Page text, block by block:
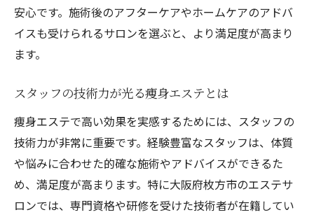
安心です。施術後のアフターケアやホームケアのアドバ
イスも受けられるサロンを選ぶと、より満足度が高まり
ます。
スタッフの技術力が光る痩身エステとは
痩身エステで高い効果を実感するためには、スタッフの
技術力が非常に重要です。経験豊富なスタッフは、体質
や悩みに合わせた的確な施術やアドバイスができるた
め、満足度が高まります。特に大阪府枚方市のエステサ
ロンでは、専門資格や研修を受けた技術者が在籍してい